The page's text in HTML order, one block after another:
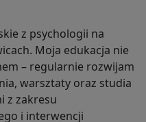
z psychologii na
Moja edukacja nie
– regularnie rozwijam
warsztaty oraz studia
z zakresu
i interwencji